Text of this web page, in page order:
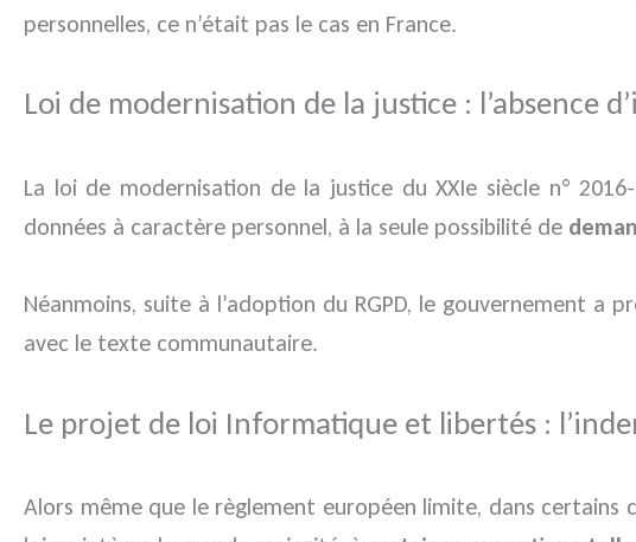
personnelles, ce n’était pas le cas en France.
Loi de modernisation de la justice : l’absence
La loi de modernisation de la justice du XXIe siècle n°
données à caractère personnel, à la seule possibilité de
Néanmoins, suite à l’adoption du RGPD, le gouvernement
avec le texte communautaire.
Le projet de loi Informatique et libertés :
Alors même que le règlement européen limite, dans